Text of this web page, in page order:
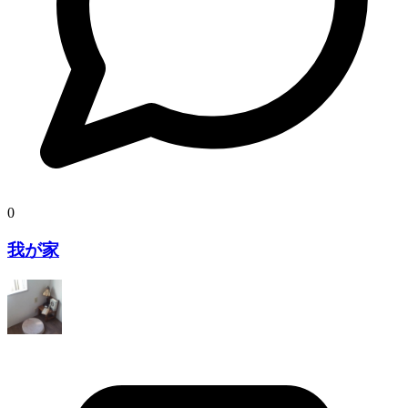
0
我が家